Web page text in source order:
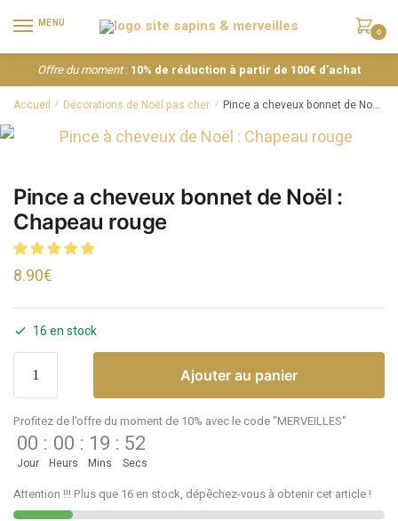
MENU
0
Offre du moment: 10% de réduction à partir de 100€ d’achat
Accueil / Décorations de Noël pas cher / Pince a cheveux bonnet de Noël : Chapeau rouge
Pince a cheveux bonnet de Noël :
Chapeau rouge
8.90€
16 en stock
Ajouter au panier
Profitez de l'offre du moment de 10% avec le code "MERVEILLES"
00
Jour
: 00
Heurs
: 19
Mins
: 52
Secs
Attention !!! Plus que 16 en stock, dépêchez-vous à obtenir cet article !